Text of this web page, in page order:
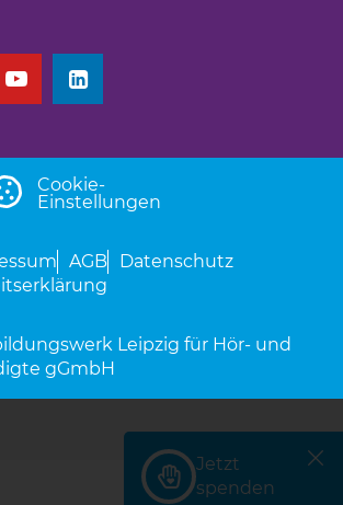
Jetzt
spenden
(Link öffnet einen
neuen Tab)
einen neuen Tab)
(Link öffnet einen neuen Tab)
(Link öffnet einen neuen Tab)
Cookie-
Einstellungen
AGB
Datenschutz
Leipzig für Hör- und
gGmbH